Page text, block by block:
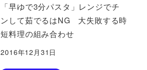
「早ゆで3分パスタ」レンジでチ
ンして茹でるはNG 大失敗する時
短料理の組み合わせ
2016年12月31日